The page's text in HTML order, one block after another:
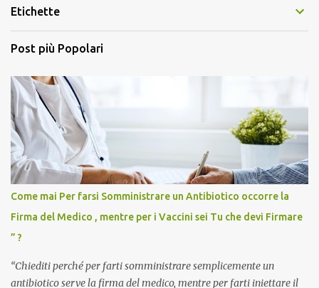
Etichette
Post più Popolari
Come mai Per farsi Somministrare un Antibiotico occorre la
Firma del Medico , mentre per i Vaccini sei Tu che devi Firmare
” ?
“Chiediti perché per farti somministrare semplicemente un
antibiotico serve la firma del medico, mentre per farti iniettare il